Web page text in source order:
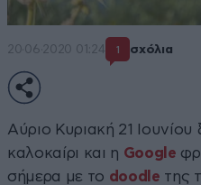
20·06·2020 01:24 1 σχόλια
Αύριο Κυριακή 21 Ιουνίου
καλοκαίρι και η Google
σήμερα με το doodle της